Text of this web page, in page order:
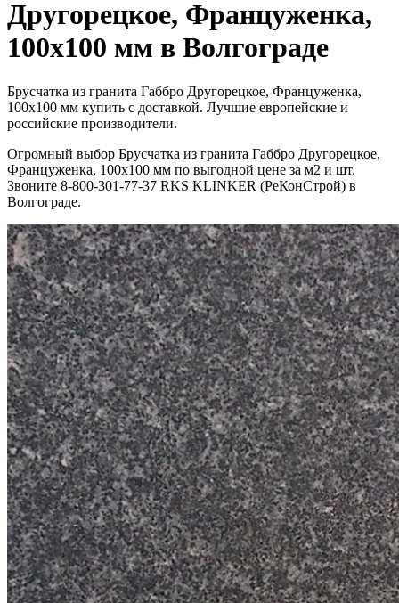
Другорецкое, Француженка,
100х100 мм в Волгограде
Брусчатка из гранита Габбро Другорецкое, Француженка,
100х100 мм купить с доставкой. Лучшие европейские и
российские производители.
Огромный выбор Брусчатка из гранита Габбро Другорецкое,
Француженка, 100х100 мм по выгодной цене за м2 и шт.
Звоните 8-800-301-77-37 RKS KLINKER (РеКонСтрой) в
Волгограде.